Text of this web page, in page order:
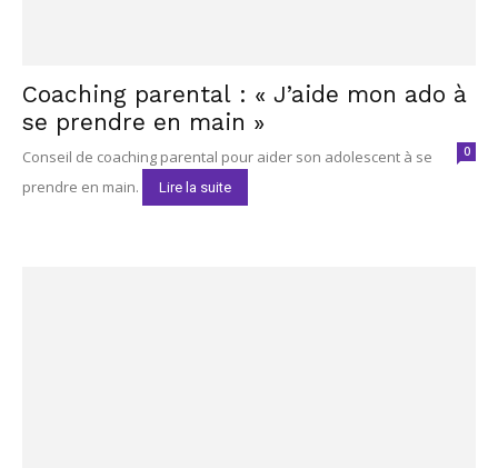
Coaching parental : « J’aide mon ado à
se prendre en main »
0
Conseil de coaching parental pour aider son adolescent à se
prendre en main.
Lire la suite